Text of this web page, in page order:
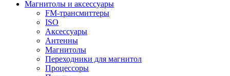
Магнитолы и аксессуары
FM-трансмиттеры
ISO
Аксессуары
Антенны
Магнитолы
Переходники для магнитол
Процессоры